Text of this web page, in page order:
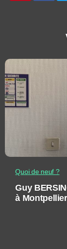
Quoi de neuf ?
Guy
à Montpellier